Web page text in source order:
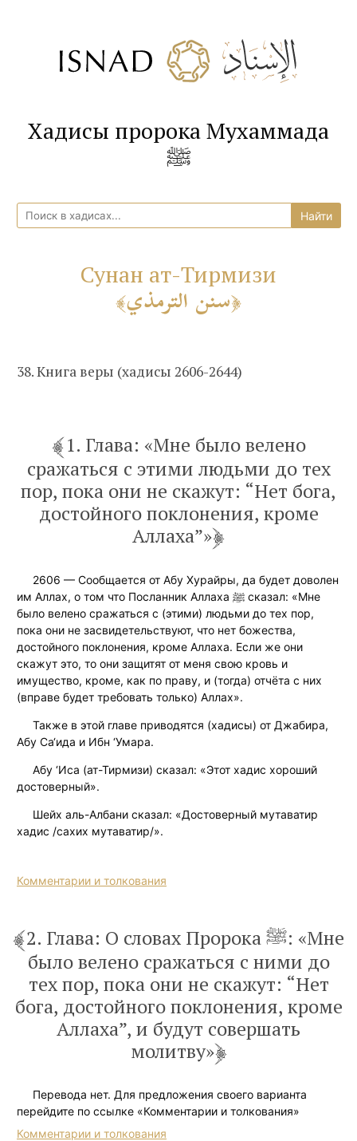
Хадисы пророка Мухаммада
ﷺ
Сунан ат-Тирмизи
سنن الترمذي
38. Книга веры (хадисы 2606-2644)
1. Глава: «Мне было велено
сражаться с этими людьми до тех
пор, пока они не скажут: “Нет бога,
достойного поклонения, кроме
Аллаха”»
2606 — Сообщается от Абу Хурайры, да будет доволен
им Аллах, о том что Посланник Аллаха ﷺ сказал: «Мне
было велено сражаться с (этими) людьми до тех пор,
пока они не засвидетельствуют, что нет божества,
достойного поклонения, кроме Аллаха. Если же они
скажут это, то они защитят от меня свою кровь и
имущество, кроме, как по праву, и (тогда) отчёта с них
(вправе будет требовать только) Аллах».
Также в этой главе приводятся (хадисы) от Джабира,
Абу Са‘ида и Ибн ‘Умара.
Абу ‘Иса (ат-Тирмизи) сказал: «Этот хадис хороший
достоверный».
Шейх аль-Албани сказал: «Достоверный мутаватир
хадис /сахих мутаватир/».
Комментарии и толкования
2. Глава: О словах Пророка ﷺ: «Мне
было велено сражаться с ними до
тех пор, пока они не скажут: “Нет
бога, достойного поклонения, кроме
Аллаха”, и будут совершать
молитву»
Перевода нет. Для предложения своего варианта
перейдите по ссылке «Комментарии и толкования»
Комментарии и толкования